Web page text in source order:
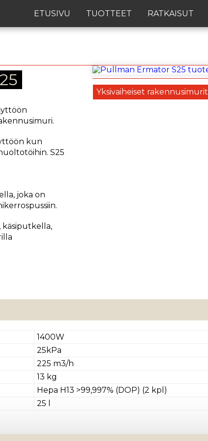
ETUSIVU TUOTTEET RATKAISUT
kun
S25
joka on
Yksivaiheiset rakennusimurit
1400W
25kPa
225 m3/h
13 kg
Hepa H13 >99,997% (DOP) (2 kpl)
25 l